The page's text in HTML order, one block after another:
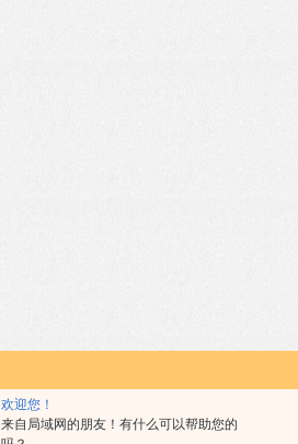
欢迎您！
来自局域网的朋友！有什么可以帮助您的